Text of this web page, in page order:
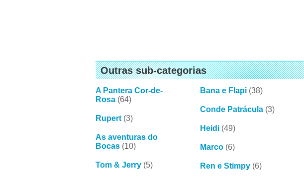
Outras sub-categorias
A Pantera Cor-de-
Rosa (64)
Rupert (3)
As aventuras do
Bocas (10)
Tom & Jerry (5)
Bana e Flapi (38)
Conde Patrácula (3)
Heidi (49)
Marco (6)
Ren e Stimpy (6)